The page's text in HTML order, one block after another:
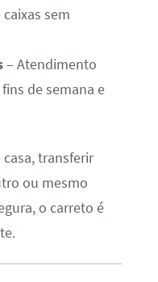
sem
– Atendimento
de semana e
transferir
ou mesmo
o carreto é